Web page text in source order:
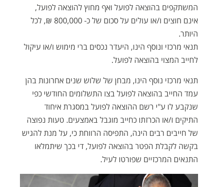
המשתקפים בהוצאה לפועל ואף מחוץ להוצאה לפועל,
אינם חוצים ו/או עולים על סכום של כ- 800,000 ₪, לכל
היותר.
תנאי מרכזי ונוסף הינו, היעדר נכסים ברי מימוש ו/או עיקול
לחייב המצוי בהוצאה לפועל.
תנאי מרכזי נוסף הינו, מבחן של שלוש שנים אחרונות בהן
עמד החייב בהוצאה לפועל בצו התשלומים החודשי כפי
שנקבע לו ע"י רשם ההוצאה לפועל במסגרת איחוד
התיקים ו/או הכרזתו כחייב מוגבל באמצעים. טעות נפוצה
של חייבים רבים הינה, התפיסה הרווחת כי, על מנת להגיש
בקשה לקבלת הפטר בהוצאה לפועל, די בכך שיתמלאו
התנאים המרכזיים שפורטו לעיל.